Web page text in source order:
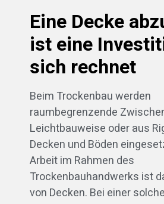
Eine Decke
ist eine
sich rechnet
Beim Trockenbau werden
raumbegrenzende
Leichtbauweise oder aus
Decken und Böden
Arbeit im Rahmen des
Trockenbauhandwerks ist
von Decken. Bei einer